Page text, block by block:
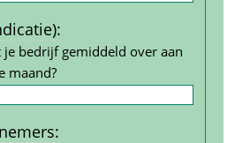
:
je bedrijf gemiddeld over aan
maand?
: